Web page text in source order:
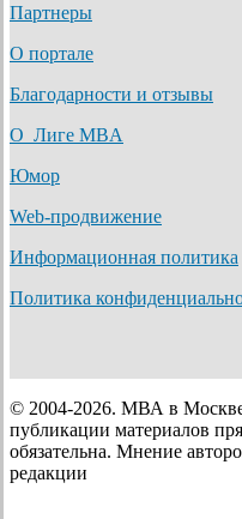
Партнеры
О портале
Благодарности и отзывы
О Лиге MBA
Юмор
Web-продвижение
Информационная политика
Политика
© 2004-2026. МВА в
публикации материалов
обязательна. Мнение
редакции